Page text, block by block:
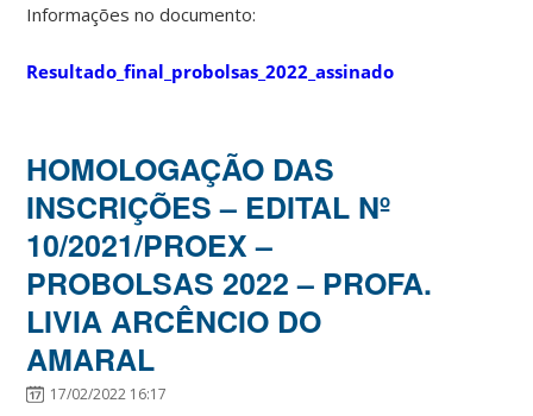
Informações no documento:
Resultado_final_probolsas_2022_assinado
HOMOLOGAÇÃO DAS
INSCRIÇÕES – EDITAL Nº
10/2021/PROEX –
PROBOLSAS 2022 – PROFA.
LIVIA ARCÊNCIO DO
AMARAL
17/02/2022 16:17